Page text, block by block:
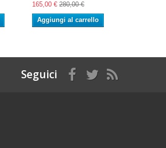
165,00 € 280,00 €
Aggiungi al carrello
Seguici